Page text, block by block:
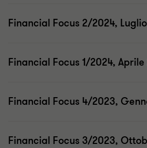
Financial Focus 2/2024,
Financial Focus 1/2024,
Financial Focus 4/2023,
Financial Focus 3/2023,